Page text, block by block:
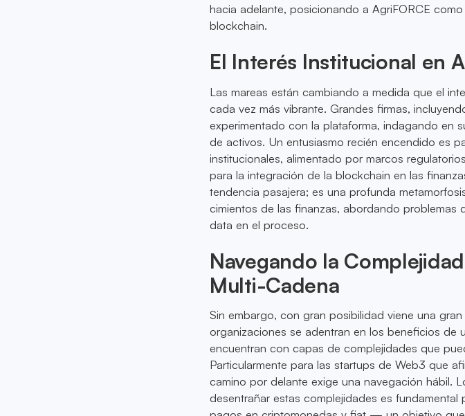
hacia adelante, posicionando a AgriFORCE
blockchain.
El Interés Institucional en
Las mareas están cambiando a medida que el
cada vez más vibrante. Grandes firmas,
experimentado con la plataforma, indagando en
de activos. Un entusiasmo recién encendido es
institucionales, alimentado por marcos
para la integración de la blockchain en las
tendencia pasajera; es una profunda
cimientos de las finanzas, abordando problemas
data en el proceso.
Navegando la
Multi-Cadena
Sin embargo, con gran posibilidad viene una
organizaciones se adentran en los beneficios de
encuentran con capas de complejidades que
Particularmente para las startups de Web3 que
camino por delante exige una navegación hábil.
desentrañar estas complejidades es